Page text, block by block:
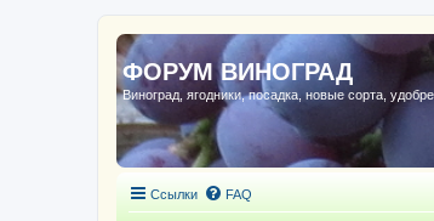
ФОРУМ ВИНОГРАД
Виноград, ягодники, посадка, новые сорта,
Ссылки FAQ